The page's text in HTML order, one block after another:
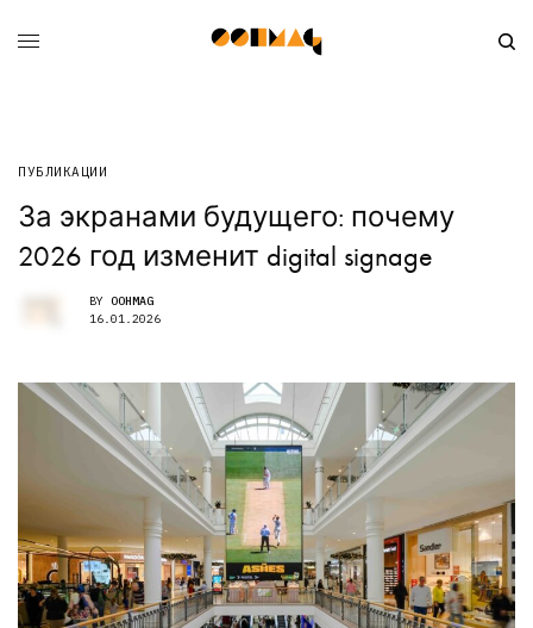
ПУБЛИКАЦИИ
За экранами будущего: почему
2026 год изменит digital signage
BY OOHMAG
16.01.2026